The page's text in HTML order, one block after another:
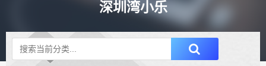
深圳湾小乐
升级SVIP无限免费下载